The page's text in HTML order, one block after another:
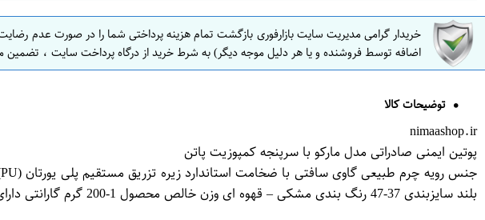
خریدار گرامی مدیریت سایت بازارفوری بازگشت تمام هزینه پرداختی شما را در صورت عدم
اضافه توسط فروشنده و یا هر دلیل موجه دیگر) به شرط خرید از درگاه پرداخت سایت ، تضمین
توضیحات کالا
nimaashop.ir
پوتین ایمنی صادراتی مدل مارکو با سرپنجه کمپوزیت پاتن
بلند سایزبندی 37-47 رنگ بندی مشکی – قهوه ای وزن خالص محصول 1-200 گرم گارانتی دارای یک سال ضمانت